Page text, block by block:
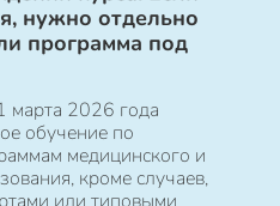
нужно отдельно
программа под
марта 2026 года
обучение по
медицинского и
кроме случаев,